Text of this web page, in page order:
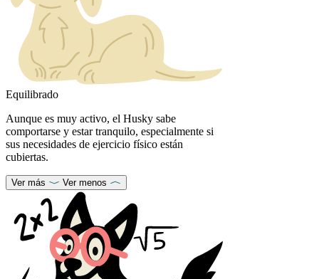
Equilibrado
Aunque es muy activo, el Husky sabe
comportarse y estar tranquilo, especialmente si
sus necesidades de ejercicio físico están
cubiertas.
Ver más Ver menos